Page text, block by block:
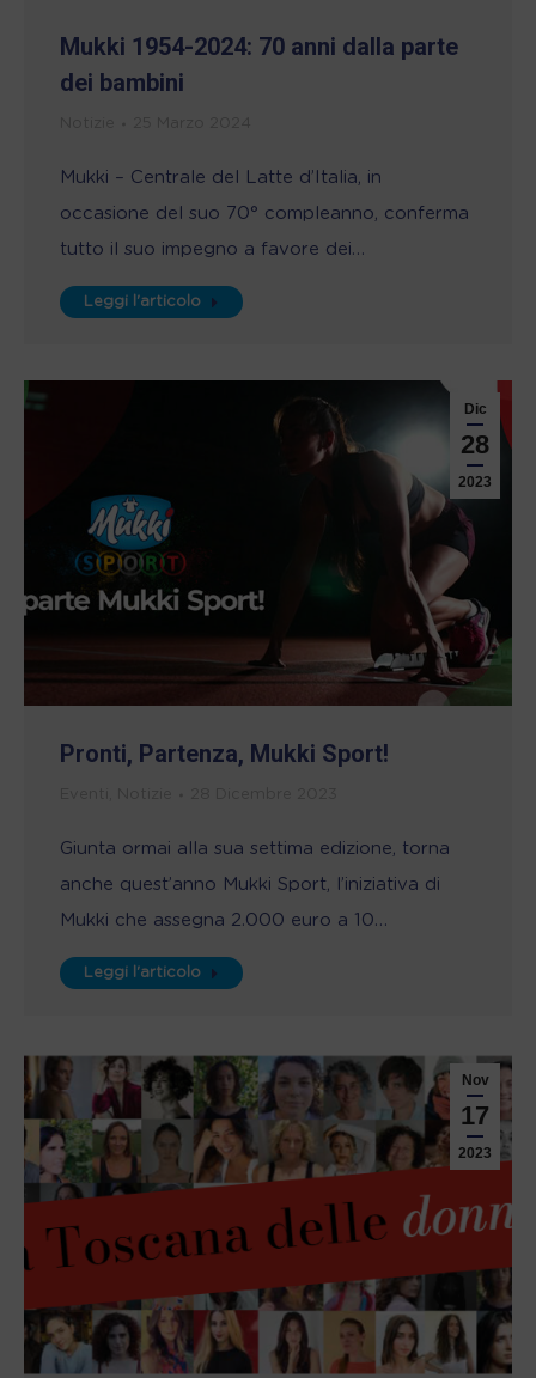
Mukki 1954-2024: 70 anni dalla parte
dei bambini
Mukki – Centrale del Latte d’Italia, in
occasione del suo 70° compleanno, conferma
tutto il suo impegno a favore dei…
Leggi l'articolo
Dic
28
2023
Pronti, Partenza, Mukki Sport!
Giunta ormai alla sua settima edizione, torna
anche quest’anno Mukki Sport, l’iniziativa di
Mukki che assegna 2.000 euro a 10…
Leggi l'articolo
Nov
17
2023